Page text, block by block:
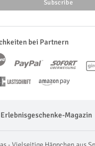
bei Partnern
Erlebnisgeschenke-Magazin